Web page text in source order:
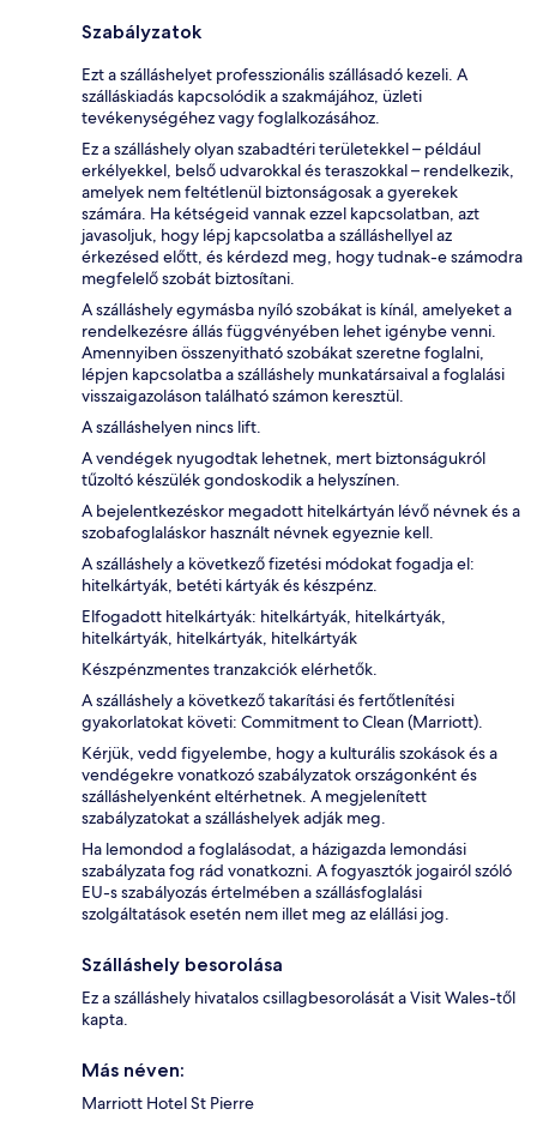
Szabályzatok
Ezt a szálláshelyet professzionális szállásadó kezeli. A
szálláskiadás kapcsolódik a szakmájához, üzleti
tevékenységéhez vagy foglalkozásához.
Ez a szálláshely olyan szabadtéri területekkel – például
erkélyekkel, belső udvarokkal és teraszokkal – rendelkezik,
amelyek nem feltétlenül biztonságosak a gyerekek
számára. Ha kétségeid vannak ezzel kapcsolatban, azt
javasoljuk, hogy lépj kapcsolatba a szálláshellyel az
érkezésed előtt, és kérdezd meg, hogy tudnak-e számodra
megfelelő szobát biztosítani.
A szálláshely egymásba nyíló szobákat is kínál, amelyeket a
rendelkezésre állás függvényében lehet igénybe venni.
Amennyiben összenyitható szobákat szeretne foglalni,
lépjen kapcsolatba a szálláshely munkatársaival a foglalási
visszaigazoláson található számon keresztül.
A szálláshelyen nincs lift.
A vendégek nyugodtak lehetnek, mert biztonságukról
tűzoltó készülék gondoskodik a helyszínen.
A bejelentkezéskor megadott hitelkártyán lévő névnek és a
szobafoglaláskor használt névnek egyeznie kell.
A szálláshely a következő fizetési módokat fogadja el:
hitelkártyák, betéti kártyák és készpénz.
Elfogadott hitelkártyák: hitelkártyák, hitelkártyák,
hitelkártyák, hitelkártyák, hitelkártyák
Készpénzmentes tranzakciók elérhetők.
A szálláshely a következő takarítási és fertőtlenítési
gyakorlatokat követi: Commitment to Clean (Marriott).
Kérjük, vedd figyelembe, hogy a kulturális szokások és a
vendégekre vonatkozó szabályzatok országonként és
szálláshelyenként eltérhetnek. A megjelenített
szabályzatokat a szálláshelyek adják meg.
Ha lemondod a foglalásodat, a házigazda lemondási
szabályzata fog rád vonatkozni. A fogyasztók jogairól szóló
EU-s szabályozás értelmében a szállásfoglalási
szolgáltatások esetén nem illet meg az elállási jog.
Szálláshely besorolása
Ez a szálláshely hivatalos csillagbesorolását a Visit Wales-től
kapta.
Más néven:
Marriott Hotel St Pierre